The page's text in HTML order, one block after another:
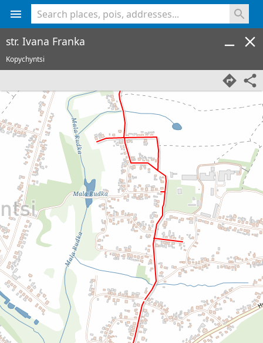
str. Ivana Franka
Kopychyntsi
<% console.log(hcard) %>